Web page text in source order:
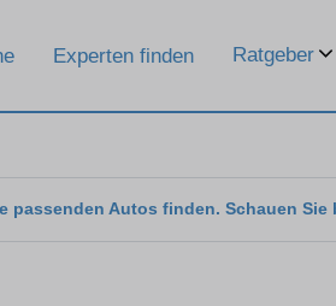
Experten finden Ratgeber
passenden Autos finden. Schauen Sie